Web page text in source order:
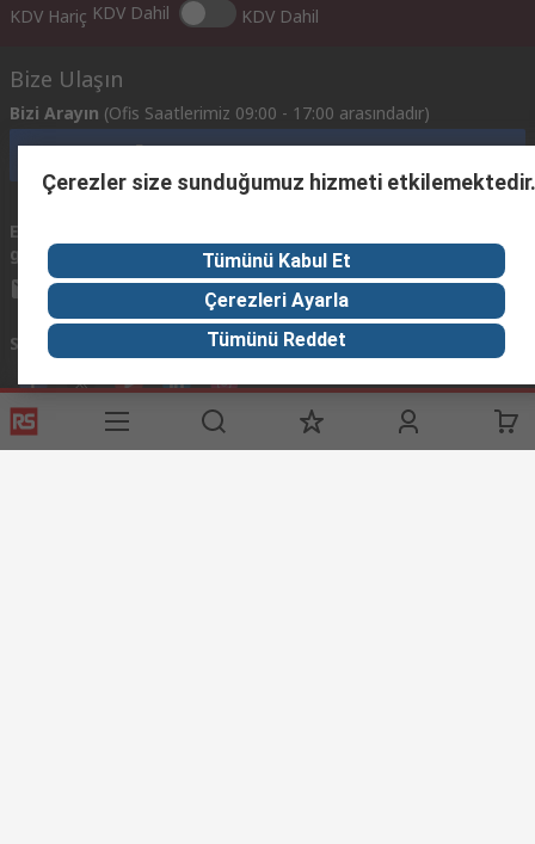
KDV Hariç KDV Dahil KDV Dahil
Bize Ulaşın
Bizi Arayın (Ofis Saatlerimiz 09:00 - 17:00 arasındadır)
Email
gönderin
çalışacağız.
info@imeturkey.com
Sosyal Medyada Biz
Çerezler size sunduğumuz hizmeti etkilemektedir.
Tümünü Kabul Et
Çerezleri Ayarla
Tümünü Reddet